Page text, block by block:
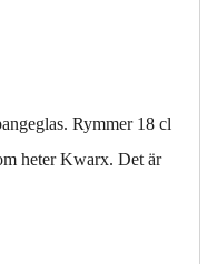
Rymmer 18 cl
heter Kwarx. Det är